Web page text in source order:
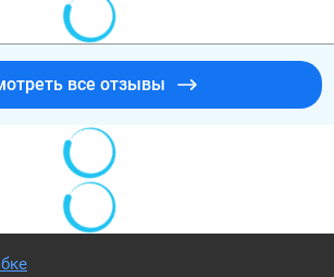
все отзывы